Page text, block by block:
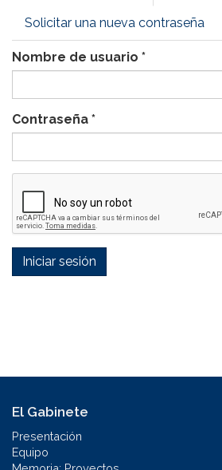
Solicitar una nueva contraseña
Nombre de usuario *
Contraseña *
Iniciar sesión
El Gabinete
Presentación
Equipo